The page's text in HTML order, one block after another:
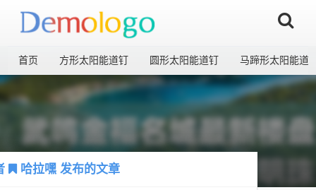
首页 方形太阳能道钉 圆形太阳能道钉 马蹄形太阳能道
哈拉嘿发布的文章